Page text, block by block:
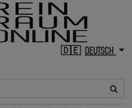
DEUTSCH